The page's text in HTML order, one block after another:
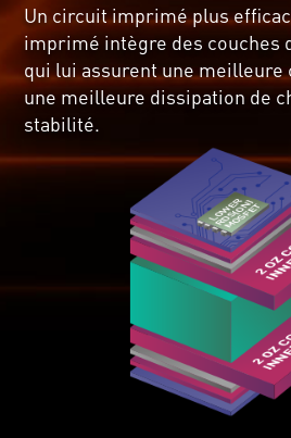
Un circuit imprimé plus
imprimé intègre des couches
qui lui assurent une meilleure
une meilleure dissipation de
stabilité.